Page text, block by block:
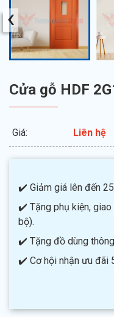
‹
Cửa gỗ HDF
Giá: Liên hệ
✔️ Giảm giá lên đến
✔️ Tặng phụ kiện, giao
bộ).
✔️ Tặng đồ dùng
✔️ Cơ hội nhận ưu đãi